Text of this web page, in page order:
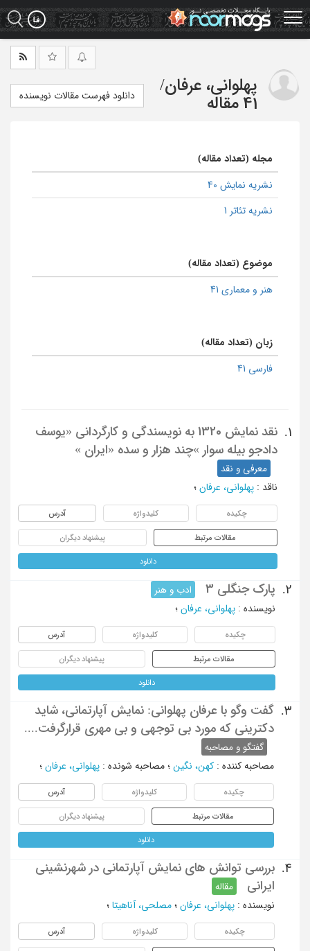
Skip
to
main
پهلوانی، عرفان/
41 مقاله
دانلود فهرست مقالات نویسنده
مجله (تعداد مقاله)
نشریه نمایش 40
نشریه تئاتر 1
موضوع (تعداد مقاله)
هنر و معماری 41
زبان (تعداد مقاله)
فارسی 41
1.
نقد نمایش 1320 به نویسندگی و کارگردانی «یوسف
دادجو بیله سوار »چند هزار و سده «ایران »
معرفی و نقد
ناقد : پهلوانی، عرفان ؛
چکیده کلیدواژه آدرس
مقالات مرتبط پیشنهاد دیگران
دانلود
2. پارک جنگلی 3
ادب و هنر
نویسنده : پهلوانی، عرفان ؛
چکیده کلیدواژه آدرس
مقالات مرتبط پیشنهاد دیگران
دانلود
3.
گفت وگو با عرفان پهلوانی: نمایش آپارتمانی، شاید
دکترینی که مورد بی توجهی و بی مهری قرارگرفت....
گفتگو و مصاحبه
مصاحبه کننده : کهن، نگین ؛ مصاحبه شونده : پهلوانی، عرفان ؛
چکیده کلیدواژه آدرس
مقالات مرتبط پیشنهاد دیگران
دانلود
4.
بررسی توانش های نمایش آپارتمانی در شهرنشینی
ایرانی
مقاله
نویسنده : پهلوانی، عرفان ؛ مصلحی، آناهیتا ؛
چکیده کلیدواژه آدرس